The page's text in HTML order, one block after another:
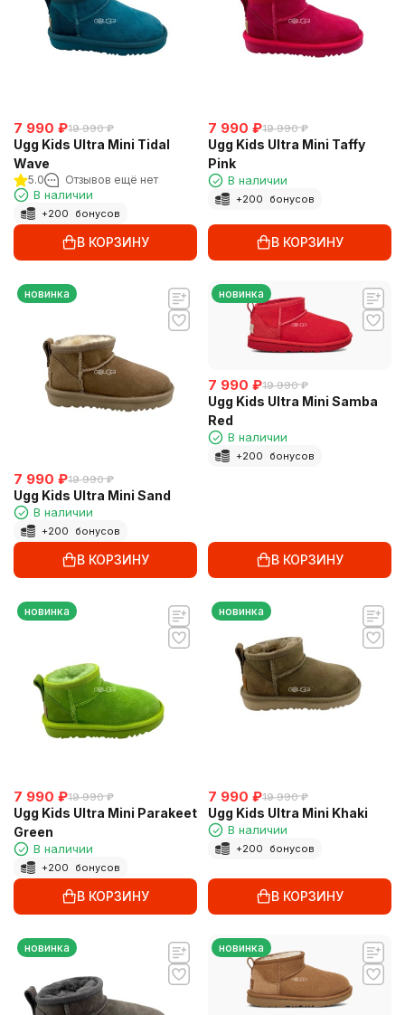
7 990 ₽19 990 ₽
Ugg Kids Ultra Mini Tidal
Wave
5.0 Отзывов ещё нет
В наличии
+200 бонусов
В КОРЗИНУ
7 990 ₽19 990 ₽
Ugg Kids Ultra Mini Taffy
Pink
В наличии
+200 бонусов
В КОРЗИНУ
новинка
7 990 ₽19 990 ₽
Ugg Kids Ultra Mini Sand
В наличии
+200 бонусов
В КОРЗИНУ
новинка
7 990 ₽19 990 ₽
Ugg Kids Ultra Mini Samba
Red
В наличии
+200 бонусов
В КОРЗИНУ
новинка
7 990 ₽19 990 ₽
Ugg Kids Ultra Mini Parakeet
Green
В наличии
+200 бонусов
В КОРЗИНУ
новинка
7 990 ₽19 990 ₽
Ugg Kids Ultra Mini Khaki
В наличии
+200 бонусов
В КОРЗИНУ
новинка новинка